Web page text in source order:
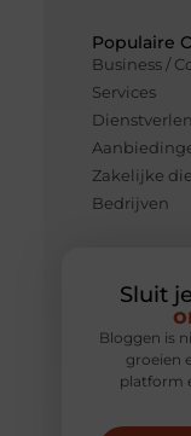
Populaire
Business /
Services
Zakelijke
Bedrijven
Sluit
Bloggen is
groeien
platform